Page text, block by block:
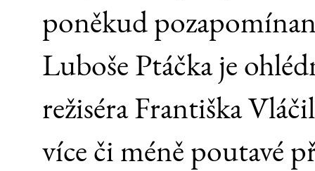
poněkud
Luboše Ptáčka je
režiséra Františka
více či méně poutavé